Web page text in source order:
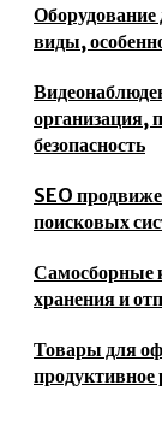
виды,
организация,
безопасность
SEO
поисковых
Самосборные
хранения и
Товары для
продуктивное